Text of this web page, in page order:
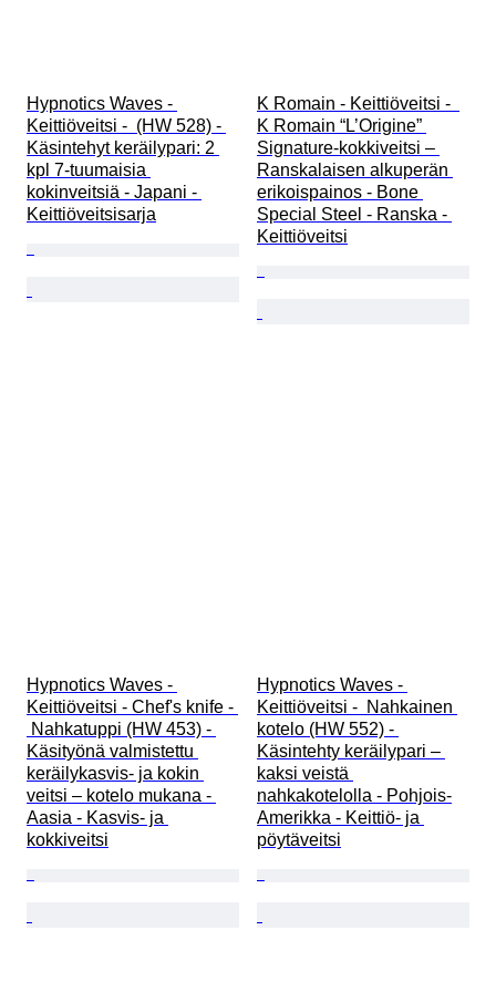
Hypnotics Waves -
Keittiöveitsi -  (HW 528) -
Käsintehyt keräilypari: 2
kpl 7-tuumaisia
kokinveitsiä - Japani -
Keittiöveitsisarja
K Romain - Keittiöveitsi -
K Romain “L’Origine”
Signature-kokkiveitsi –
Ranskalaisen alkuperän
erikoispainos - Bone
Special Steel - Ranska -
Keittiöveitsi
Hypnotics Waves -
Keittiöveitsi - Chef's knife -
Nahkatuppi (HW 453) -
Käsityönä valmistettu
keräilykasvis- ja kokin
veitsi – kotelo mukana -
Aasia - Kasvis- ja
kokkiveitsi
Hypnotics Waves -
Keittiöveitsi -  Nahkainen
kotelo (HW 552) -
Käsintehty keräilypari –
kaksi veistä
nahkakotelolla - Pohjois-
Amerikka - Keittiö- ja
pöytäveitsi